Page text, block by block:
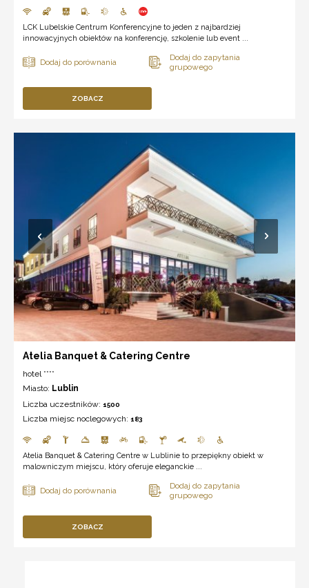
LCK Lubelskie Centrum Konferencyjne to jeden z najbardziej
innowacyjnych obiektów na konferencję, szkolenie lub event ...
ZOBACZ
Atelia Banquet & Catering Centre
hotel ****
Miasto: Lublin
Liczba uczestników: 1500
Liczba miejsc noclegowych: 183
Atelia Banquet & Catering Centre w Lublinie to przepiękny obiekt w
malowniczym miejscu, który oferuje eleganckie ...
ZOBACZ